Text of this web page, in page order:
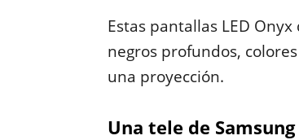
Estas pantallas LED
negros profundos,
una proyección.
Una tele de